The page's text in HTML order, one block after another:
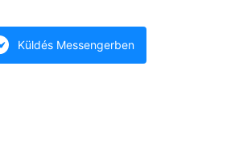
Küldés Messengerben